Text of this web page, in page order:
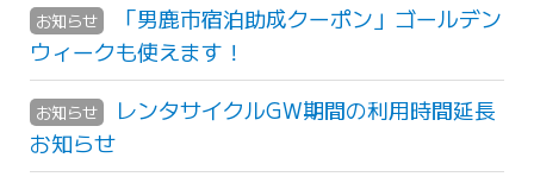
お知らせ
「男鹿市宿泊助成クーポン」ゴールデン
ウィークも使えます！
お知らせ
レンタサイクルGW期間の利用時間延長
お知らせ